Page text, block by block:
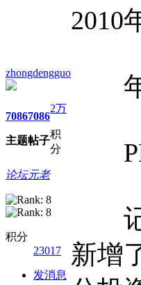
zhongdengguo
7086
主题
7086
帖子
2万
积
分
论坛元老
积分
23017
发消息
2010
年
PE
记
新增